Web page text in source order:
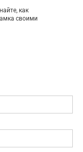
как
своими